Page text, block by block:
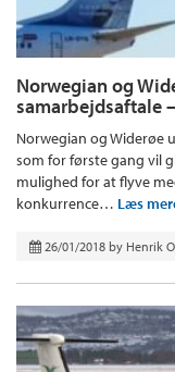
Norwegian og
samarbejdsaftale
Norwegian og Widerøe
som for første gang vil
mulighed for at flyve
konkurrence… Læs
26/01/2018 by Henrik